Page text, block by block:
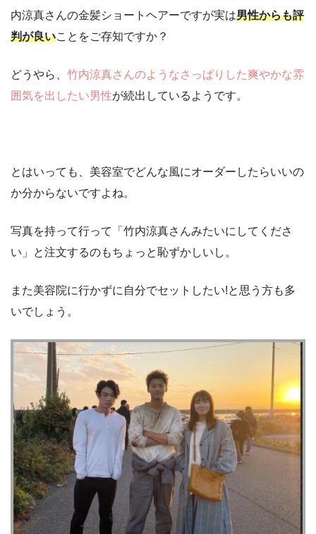
内涼真さんの金髪ショートヘアーですが実は男性からも評
判が良いことをご存知ですか？
どうやら、 竹内涼真さんのようなさっぱりした爽やかな雰
囲気を出したい男性が続出しているようです。
とはいっても、美容室でどんな風にオーダーしたらいいの
か分からないですよね。
写真を持って行って「竹内涼真さんみたいにしてくださ
い」と注文するのもちょっと恥ずかしいし。
また美容院に行かずに自分でセットしたい!と思う方も多
いでしょう。